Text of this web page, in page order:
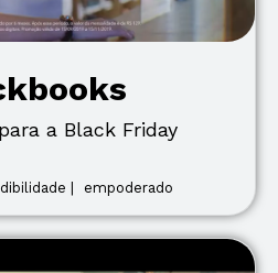
a Black Friday
| empoderado